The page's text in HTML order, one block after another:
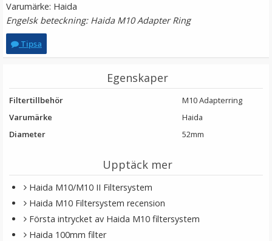
★★★★★
Step Up Ring 40.5-52mm - Gör filtergängan större
Varumärke: Haida
Engelsk beteckning: Haida M10 Adapter Ring
Tipsa
Egenskaper
Filtertillbehör
M10 Adapterring
Varumärke
Haida
Diameter
52mm
Upptäck mer
Haida M10/M10 II Filtersystem
Haida M10 Filtersystem recension
Första intrycket av Haida M10 filtersystem
Haida 100mm filter